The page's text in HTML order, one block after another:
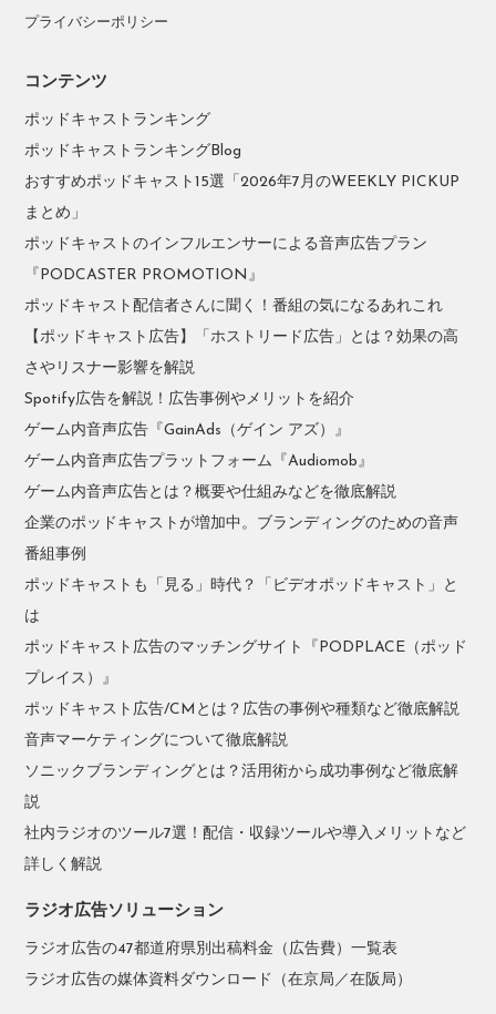
プライバシーポリシー
コンテンツ
ポッドキャストランキング
ポッドキャストランキングBlog
おすすめポッドキャスト15選「2026年7月のWEEKLY PICKUP
まとめ」
ポッドキャストのインフルエンサーによる音声広告プラン
『PODCASTER PROMOTION』
ポッドキャスト配信者さんに聞く！番組の気になるあれこれ
【ポッドキャスト広告】「ホストリード広告」とは？効果の高
さやリスナー影響を解説
Spotify広告を解説！広告事例やメリットを紹介
ゲーム内音声広告『GainAds（ゲイン アズ）』
ゲーム内音声広告プラットフォーム『Audiomob』
ゲーム内音声広告とは？概要や仕組みなどを徹底解説
企業のポッドキャストが増加中。ブランディングのための音声
番組事例
ポッドキャストも「見る」時代？「ビデオポッドキャスト」と
は
ポッドキャスト広告のマッチングサイト『PODPLACE（ポッド
プレイス）』
ポッドキャスト広告/CMとは？広告の事例や種類など徹底解説
音声マーケティングについて徹底解説
ソニックブランディングとは？活用術から成功事例など徹底解
説
社内ラジオのツール7選！配信・収録ツールや導入メリットなど
詳しく解説
ラジオ広告ソリューション
ラジオ広告の47都道府県別出稿料金（広告費）一覧表
ラジオ広告の媒体資料ダウンロード（在京局／在阪局）